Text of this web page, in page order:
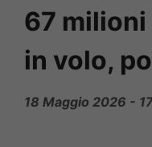
67
in volo,
18 Maggio 2026 -